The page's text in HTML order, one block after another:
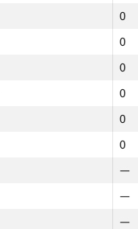
0
0
0
0
0
0
—
—
—
0
0
0
0
0
0
—
—
—